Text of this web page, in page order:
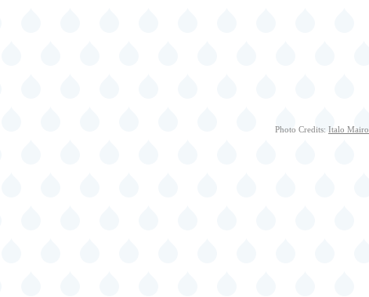
Photo Credits: Italo Mairo